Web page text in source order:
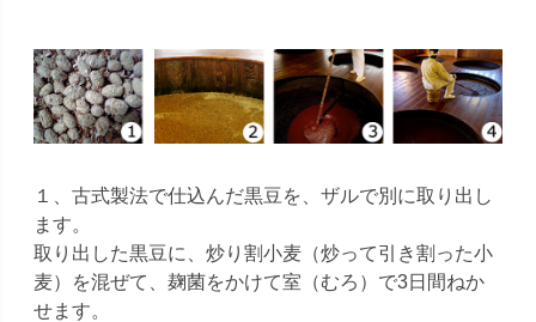
１、古式製法で仕込んだ黒豆を、ザルで別に取り出し
ます。
取り出した黒豆に、炒り割小麦（炒って引き割った小
麦）を混ぜて、麹菌をかけて室（むろ）で3日間ねか
せます。